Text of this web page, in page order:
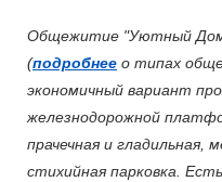
Общежитие "Уютный Дом
(подробнее о типах
экономичный вариант
железнодорожной
прачечная и гладильная,
стихийная парковка.